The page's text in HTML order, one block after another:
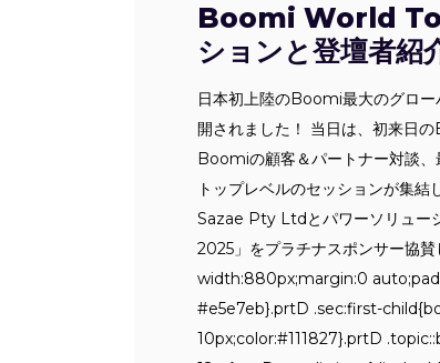
Boomi World
ションと登壇者紹
日本初上陸のBoomi最大のグロ
開されました！ 当日は、初来日
Boomiの顧客＆パートナー対談、
トップレベルのセッションが集
Sazae Pty Ltdとパワーソリュー
2025」をプラチナスポンサー協
width:880px;margin:0
#e5e7eb}.prtD .sec:first-
10px;color:#111827}.prtD